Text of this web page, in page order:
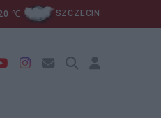
℃ SZCZECIN